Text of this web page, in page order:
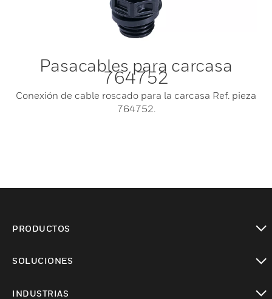
Pasacables para carcasa
764752
Conexión de cable roscado para la carcasa Ref. pieza
764752.
PRODUCTOS
SOLUCIONES
INDUSTRIAS